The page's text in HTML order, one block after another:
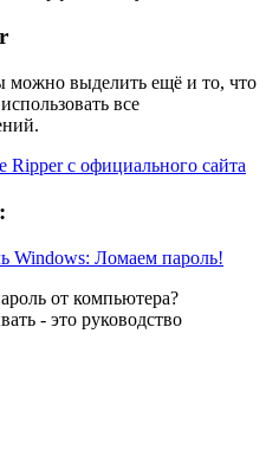
можно выделить ещё и то, что
все
Ripper с официального сайта
Windows: Ломаем пароль!
от компьютера?
- это руководство